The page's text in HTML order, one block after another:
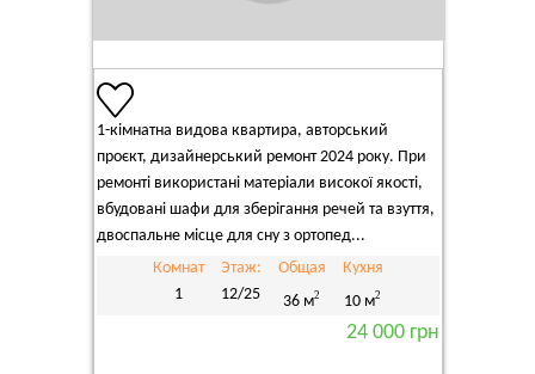
1-кімнатна видова квартира, авторський
проєкт, дизайнерський ремонт 2024 року. При
ремонті використані матеріали високої якості,
вбудовані шафи для зберігання речей та взуття,
двоспальне місце для сну з ортопед...
Комнат
1
Этаж:
12/25
Общая
36 м2
Кухня
10 м2
24 000 грн